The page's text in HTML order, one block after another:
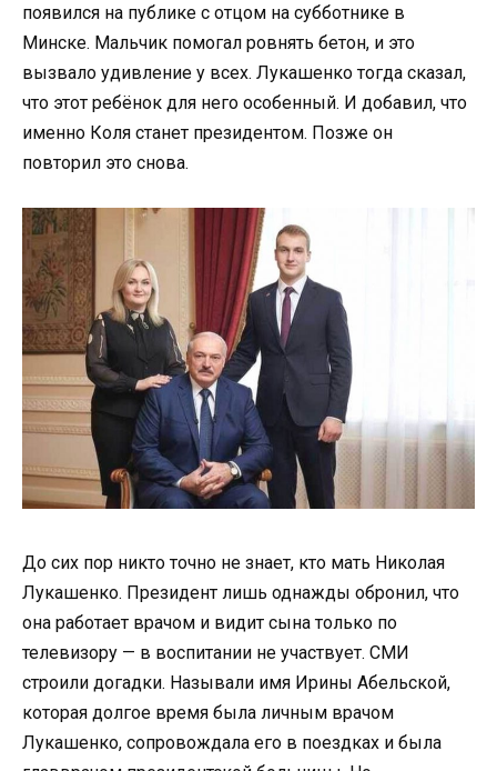
появился на публике с отцом на субботнике в
Минске. Мальчик помогал ровнять бетон, и это
вызвало удивление у всех. Лукашенко тогда сказал,
что этот ребёнок для него особенный. И добавил, что
именно Коля станет президентом. Позже он
повторил это снова.
До сих пор никто точно не знает, кто мать Николая
Лукашенко. Президент лишь однажды обронил, что
она работает врачом и видит сына только по
телевизору — в воспитании не участвует. СМИ
строили догадки. Называли имя Ирины Абельской,
которая долгое время была личным врачом
Лукашенко, сопровождала его в поездках и была